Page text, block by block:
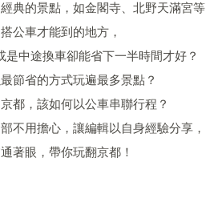
典的景點，如金閣寺、北野天滿宮等
公車才能到的地方，
是中途換車卻能省下一半時間才好？
節省的方式玩遍最多景點？
都，該如何以公車串聯行程？
不用擔心，讓編輯以自身經驗分享，
著眼，帶你玩翻京都！